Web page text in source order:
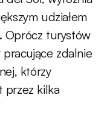
udziałem
Oprócz turystów
zdalnie
którzy
przez kilka